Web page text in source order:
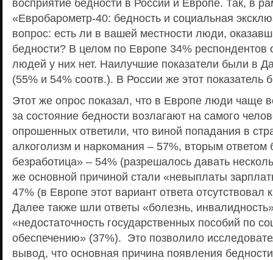
восприятие бедности в России и Европе. Так, в
«Евробарометр-40: бедность и социальная
вопрос: есть ли в вашей местности люди,
бедности? В целом по Европе 34% респондентов
людей у них нет. Наилучшие показатели были в
(55% и 54% соотв.). В России же этот показатель
Этот же опрос показал, что в Европе люди чаще
за состояние бедности возлагают на самого
опрошенных ответили, что виной попадания в
алкоголизм и наркомания – 57%, вторым
безработица» – 54% (разрешалось давать
же основной причиной стали «невыплаты
47% (в Европе этот вариант ответа
Далее также шли ответы «болезнь,
«недостаточность государственных пособий по
обеспечению» (37%). Это позволило
вывод, что основная причина появления